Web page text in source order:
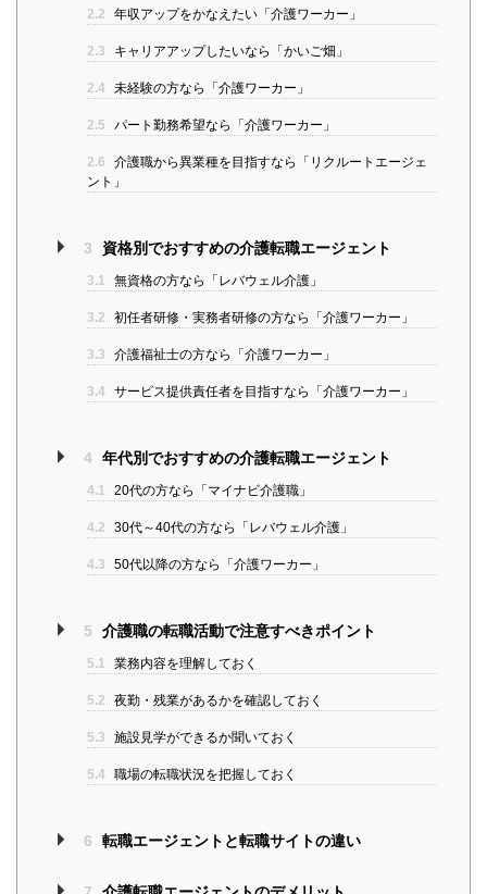
2.2 年収アップをかなえたい「介護ワーカー」
2.3 キャリアアップしたいなら「かいご畑」
2.4 未経験の方なら「介護ワーカー」
2.5 パート勤務希望なら「介護ワーカー」
2.6
介護職から異業種を目指すなら「リクルートエージェ
ント」
3 資格別でおすすめの介護転職エージェント
3.1 無資格の方なら「レバウェル介護」
3.2 初任者研修・実務者研修の方なら「介護ワーカー」
3.3 介護福祉士の方なら「介護ワーカー」
3.4 サービス提供責任者を目指すなら「介護ワーカー」
4 年代別でおすすめの介護転職エージェント
4.1 20代の方なら「マイナビ介護職」
4.2 30代～40代の方なら「レバウェル介護」
4.3 50代以降の方なら「介護ワーカー」
5 介護職の転職活動で注意すべきポイント
5.1 業務内容を理解しておく
5.2 夜勤・残業があるかを確認しておく
5.3 施設見学ができるか聞いておく
5.4 職場の転職状況を把握しておく
6 転職エージェントと転職サイトの違い